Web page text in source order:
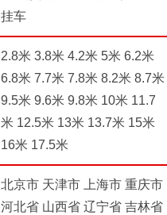
挂车
2.8米 3.8米 4.2米 5米 6.2米
6.8米 7.7米 7.8米 8.2米 8.7米
9.5米 9.6米 9.8米 10米 11.7
米 12.5米 13米 13.7米 15米
16米 17.5米
北京市 天津市 上海市 重庆市
河北省 山西省 辽宁省 吉林省